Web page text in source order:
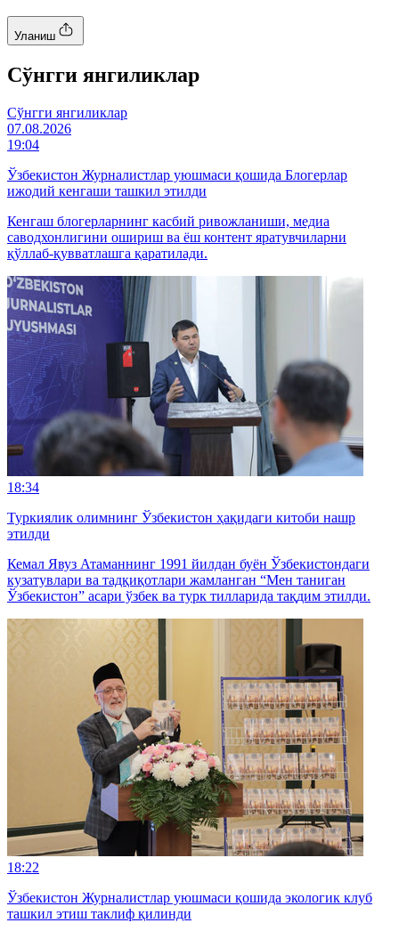
Уланиш
Cўнгги янгиликлар
Cўнгги янгиликлар
07.08.2026
19:04
Ўзбекистон Журналистлар уюшмаси қошида Блогерлар
ижодий кенгаши ташкил этилди
Кенгаш блогерларнинг касбий ривожланиши, медиа
саводхонлигини ошириш ва ёш контент яратувчиларни
қўллаб-қувватлашга қаратилади.
18:34
Туркиялик олимнинг Ўзбекистон ҳақидаги китоби нашр
этилди
Кемал Явуз Атаманнинг 1991 йилдан буён Ўзбекистондаги
кузатувлари ва тадқиқотлари жамланган “Мен таниган
Ўзбекистон” асари ўзбек ва турк тилларида тақдим этилди.
18:22
Ўзбекистон Журналистлар уюшмаси қошида экологик клуб
ташкил этиш таклиф қилинди